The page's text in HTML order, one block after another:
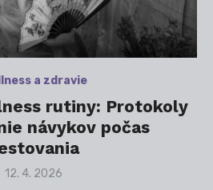
a zdravie
rutiny: Protokoly
návykov počas
Posted
12. 4. 2026